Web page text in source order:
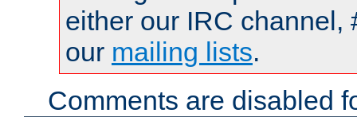
either our IRC channel,
our mailing lists.
Comments are disabled